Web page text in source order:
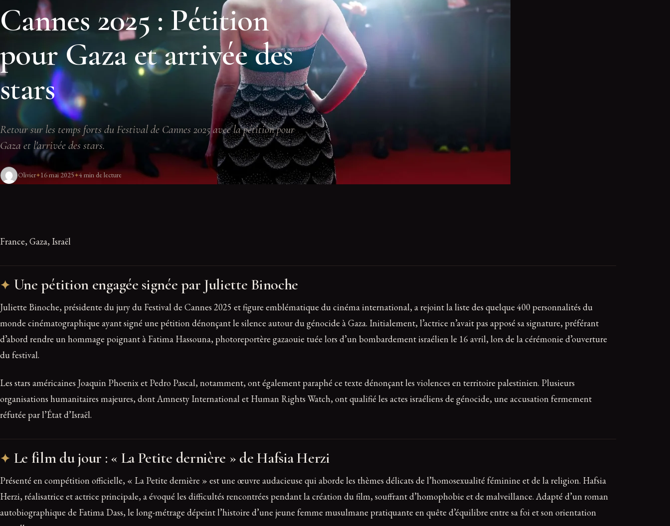
Cannes 2025 : Pétition
pour Gaza et arrivée des
stars
Retour sur les temps forts du Festival de Cannes 2025 avec la pétition pour
Gaza et l'arrivée des stars.
Olivier 16 mai 2025 4 min de lecture
France, Gaza, Israël
Une pétition engagée signée par Juliette Binoche
Juliette Binoche, présidente du jury du Festival de Cannes 2025 et figure emblématique du cinéma international, a rejoint la liste des quelque 400 personnalités du
monde cinématographique ayant signé une pétition dénonçant le silence autour du génocide à Gaza. Initialement, l’actrice n’avait pas apposé sa signature, préférant
d’abord rendre un hommage poignant à Fatima Hassouna, photoreportère gazaouie tuée lors d’un bombardement israélien le 16 avril, lors de la cérémonie d’ouverture
du festival.
Les stars américaines Joaquin Phoenix et Pedro Pascal, notamment, ont également paraphé ce texte dénonçant les violences en territoire palestinien. Plusieurs
organisations humanitaires majeures, dont Amnesty International et Human Rights Watch, ont qualifié les actes israéliens de génocide, une accusation fermement
réfutée par l’État d’Israël.
Le film du jour : « La Petite dernière » de Hafsia Herzi
Présenté en compétition officielle, « La Petite dernière » est une œuvre audacieuse qui aborde les thèmes délicats de l’homosexualité féminine et de la religion. Hafsia
Herzi, réalisatrice et actrice principale, a évoqué les difficultés rencontrées pendant la création du film, souffrant d’homophobie et de malveillance. Adapté d’un roman
autobiographique de Fatima Dass, le long-métrage dépeint l’histoire d’une jeune femme musulmane pratiquante en quête d’équilibre entre sa foi et son orientation